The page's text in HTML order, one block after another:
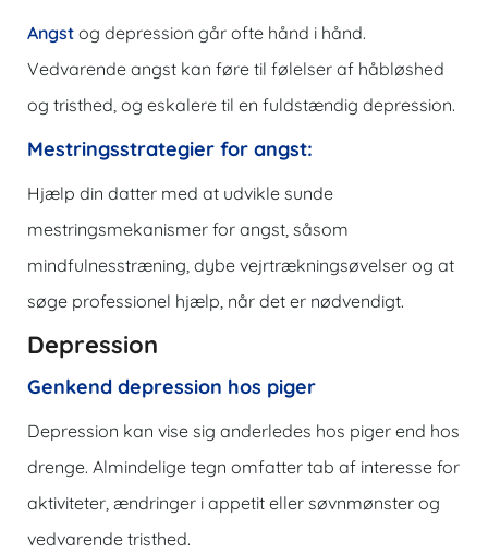
Angst og depression går ofte hånd i hånd.
Vedvarende angst kan føre til følelser af håbløshed
og tristhed, og eskalere til en fuldstændig depression.
Mestringsstrategier for angst:
Hjælp din datter med at udvikle sunde
mestringsmekanismer for angst, såsom
mindfulnesstræning, dybe vejrtrækningsøvelser og at
søge professionel hjælp, når det er nødvendigt.
Depression
Genkend depression hos piger
Depression kan vise sig anderledes hos piger end hos
drenge. Almindelige tegn omfatter tab af interesse for
aktiviteter, ændringer i appetit eller søvnmønster og
vedvarende tristhed.